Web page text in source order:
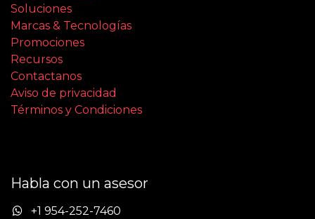
Soluciones
Marcas & Tecnologías
Promociones
Recursos
Contactanos
Aviso de privacidad
Términos y Condiciones
Habla con un asesor
+1 954-252-7460